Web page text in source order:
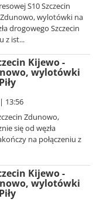
S10 Szczecin
Zdunowo, wylotówki na
drogowego Szczecin
z ist...
Kijewo -
wylotówki
13:56
Zdunowo,
się od węzła
na połączeniu z
Kijewo -
wylotówki